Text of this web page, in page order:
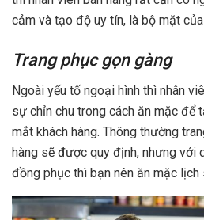
cảm và tạo độ uy tín, là bộ mặt
Trang phục gọn gàng
Ngoài yếu tố ngoại hình thì nhân
sự chỉn chu trong cách ăn mặc để
mắt khách hàng. Thông thường
hàng sẽ được quy định, nhưng với
đồng phục thì bạn nên ăn mặc